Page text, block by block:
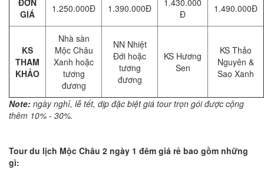
GIÁ
1.250.000Đ 1.390.000Đ
Đ
1.490.000Đ
KS
THAM
KHẢO
Nhà sàn
Mộc Châu
Xanh hoặc
tương
đương
NN Nhiệt
Đới hoặc
tương
đương
KS Hương
Sen
KS Thảo
Nguyên &
Sao Xanh
Note: ngày nghỉ, lễ tết, dịp đặc biệt giá tour trọn gói được cộng
thêm 10% - 30%.
Tour du lịch Mộc Châu 2 ngày 1 đêm giá rẻ bao gồm những
gì: